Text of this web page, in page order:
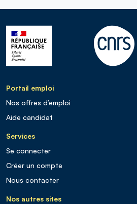
Portail emploi
Nos offres d’emploi
Aide candidat
Services
Se connecter
Créer un compte
Nous contacter
Nos autres sites